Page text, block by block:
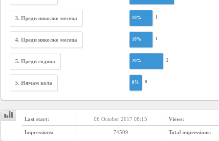
3. Преди няколко месеца
4. Преди няколко месеца
5. Преди година
5. Нямам кола
10% 1
10% 1
20% 2
0% 0
Last start: 06 October 2017 08:15 Views:
Impressions: 74509 Total impressions: